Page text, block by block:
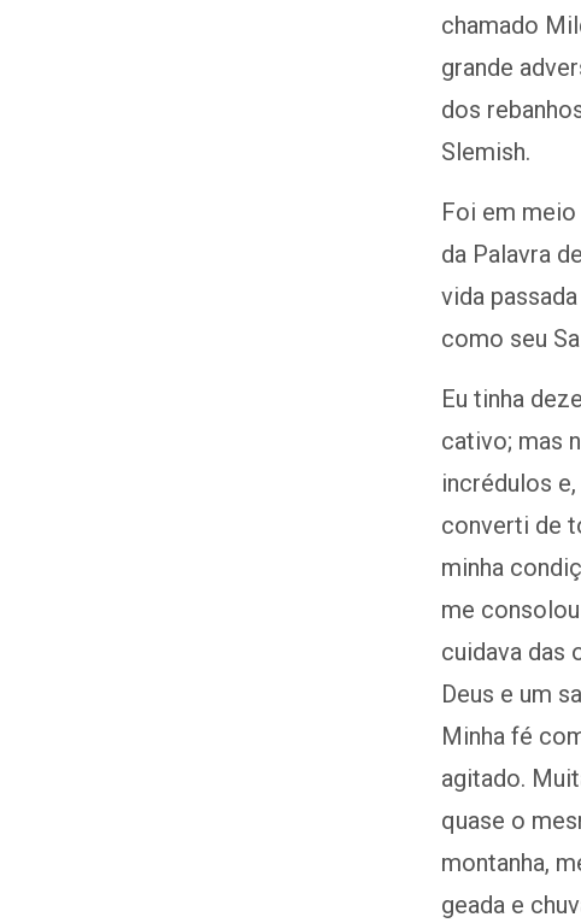
chamado
grande
dos
Slemish.
Foi em
da Palavra
vida
como seu
Eu tinha
cativo; mas
incrédulos
converti de
minha
me
cuidava das
Deus e um
Minha fé
agitado.
quase o
montanha,
geada e